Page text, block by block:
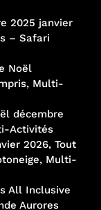
2025 janvier
– Safari
Noël
Multi-
décembre
Activités
2026, Tout
Multi-
All Inclusive
Aurores